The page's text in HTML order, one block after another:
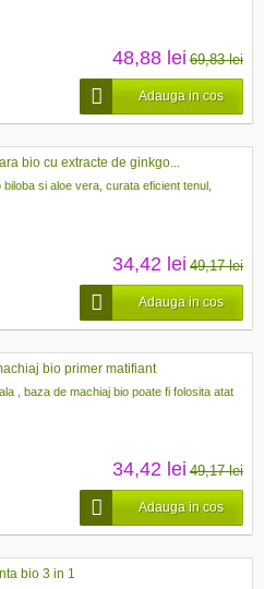
48,88 lei 69,83 lei
Adauga in cos
bio cu extracte de ginkgo...
si aloe vera, curata eficient tenul,
34,42 lei 49,17 lei
Adauga in cos
bio primer matifiant
, baza de machiaj bio poate fi folosita atat
34,42 lei 49,17 lei
Adauga in cos
bio 3 in 1